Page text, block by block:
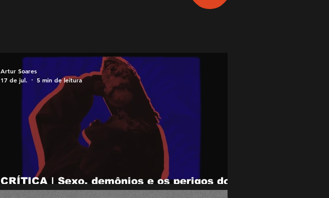
Sweet Caroline
CRÍTICA | Sexo, demônios e os perigos do
cinema neozelandês em Evil Dead Burn
Artur Soares
17 de jul.
5 min de leitura